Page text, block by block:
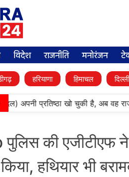
विदेश राजनीति मनोरंजन
हरियाणा हिमाचल दिल्ली
दल) अपनी प्रतिष्ठा खो चुकी है, अब वह
की एजीटीएफ ने
हथियार भी